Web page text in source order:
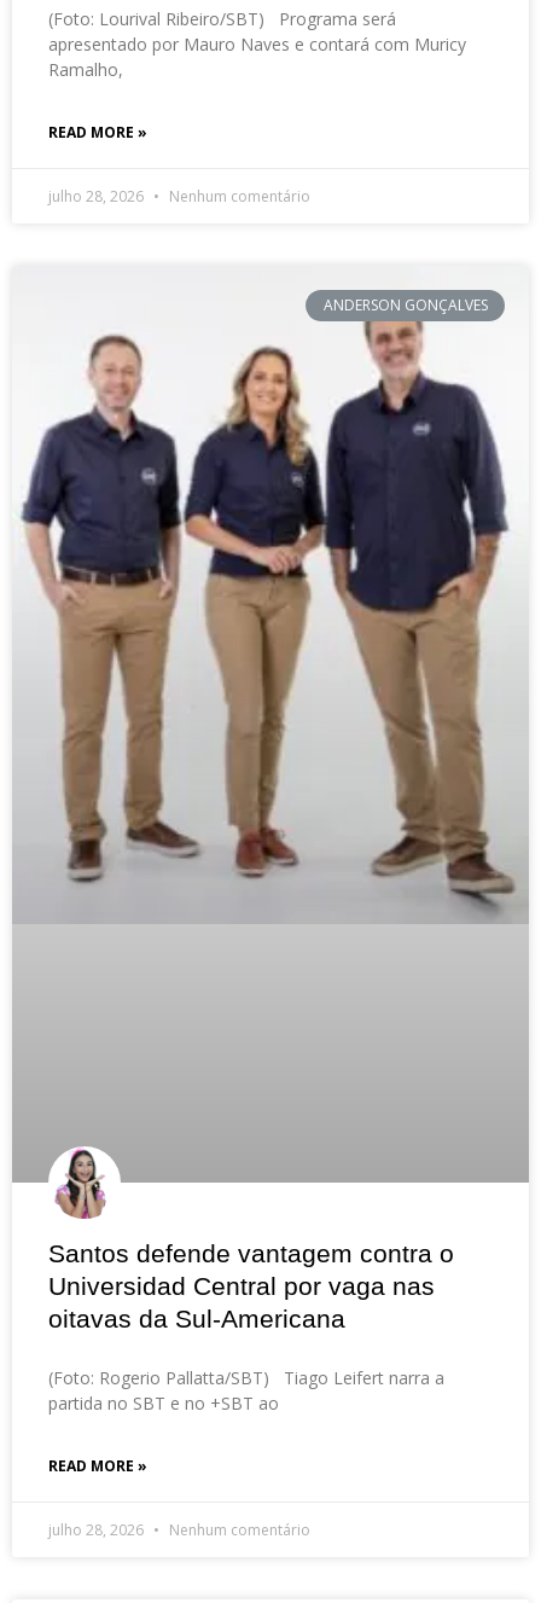
(Foto: Lourival Ribeiro/SBT) Programa será
apresentado por Mauro Naves e contará com Muricy
Ramalho,
READ MORE »
julho 28, 2026 Nenhum comentário
ANDERSON GONÇALVES
Santos defende vantagem contra o
Universidad Central por vaga nas
oitavas da Sul-Americana
(Foto: Rogerio Pallatta/SBT) Tiago Leifert narra a
partida no SBT e no +SBT ao
READ MORE »
julho 28, 2026 Nenhum comentário